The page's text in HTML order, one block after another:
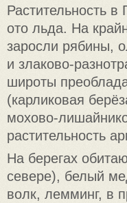
Растительность
ото льда. На
заросли рябины,
и злаково-
широты
(карликовая
мохово-
растительность
На берегах
севере), белый
волк, лемминг, в